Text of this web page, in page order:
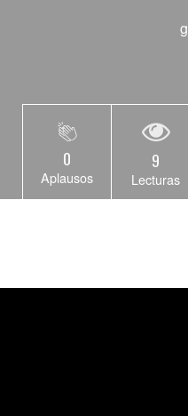
0
Aplausos
9
Lecturas